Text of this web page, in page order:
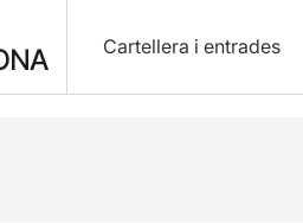
Cartellera i entrades